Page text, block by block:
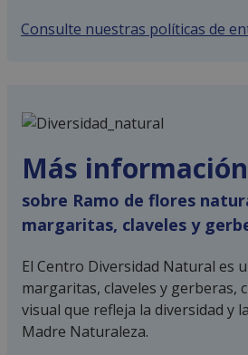
Consulte nuestras políticas de
Más información
sobre Ramo de flores
margaritas, claveles y
El Centro Diversidad Natural es
margaritas, claveles y gerberas,
visual que refleja la diversidad y
Madre Naturaleza.